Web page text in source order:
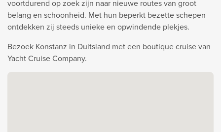
voortdurend op zoek zijn naar nieuwe routes van groot
belang en schoonheid. Met hun beperkt bezette schepen
ontdekken zij steeds unieke en opwindende plekjes.
Bezoek Konstanz in Duitsland met een boutique cruise van
Yacht Cruise Company.